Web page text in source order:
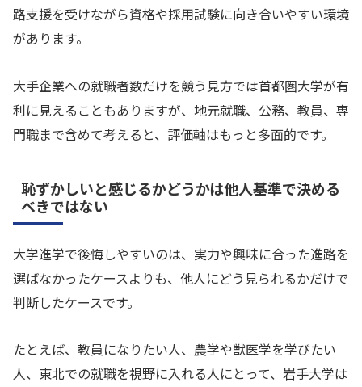
路支援を受けながら資格や採用試験に向き合いやすい環境
があります。
大手企業への就職者数だけを競う見方では首都圏大学が有
利に見えることもありますが、地元就職、公務、教員、専
門職まで含めて考えると、評価軸はもっと多面的です。
恥ずかしいと感じるかどうかは他人基準で決める
べきではない
大学進学で後悔しやすいのは、実力や興味に合った進路を
選ばなかったケースよりも、他人にどう見られるかだけで
判断したケースです。
たとえば、教員になりたい人、農学や獣医学を学びたい
人、東北での就職を視野に入れる人にとって、岩手大学は